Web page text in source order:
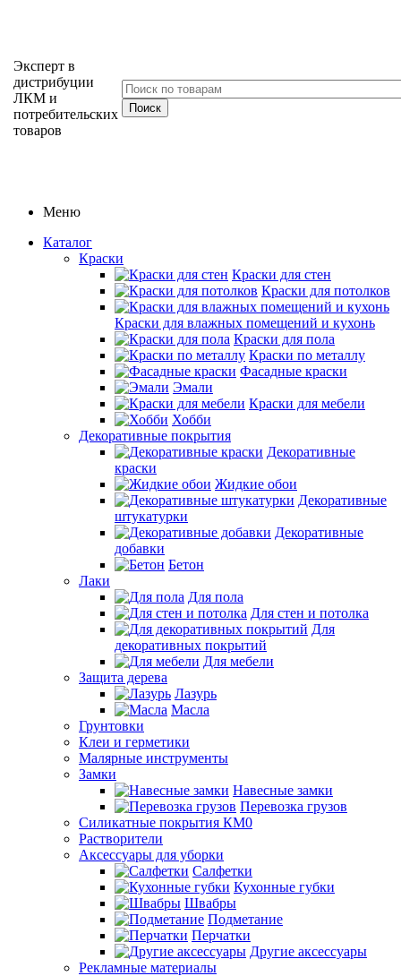
Эксперт в
дистрибуции
ЛКМ и
потребительских
товаров
Меню
Каталог
Краски
Краски для стен
Краски для потолков
Краски для влажных помещений и кухонь
Краски для пола
Краски по металлу
Фасадные краски
Эмали
Краски для мебели
Хобби
Декоративные покрытия
Декоративные
краски
Жидкие обои
Декоративные
штукатурки
Декоративные
добавки
Бетон
Лаки
Для пола
Для стен и потолка
Для
декоративных покрытий
Для мебели
Защита дерева
Лазурь
Масла
Грунтовки
Клеи и герметики
Малярные инструменты
Замки
Навесные замки
Перевозка грузов
Силикатные покрытия КМ0
Растворители
Аксессуары для уборки
Салфетки
Кухонные губки
Швабры
Подметание
Перчатки
Другие аксессуары
Рекламные материалы